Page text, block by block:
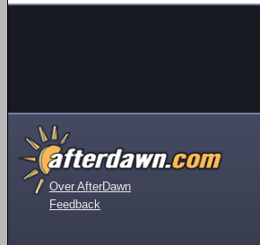
Over AfterDawn
Feedback